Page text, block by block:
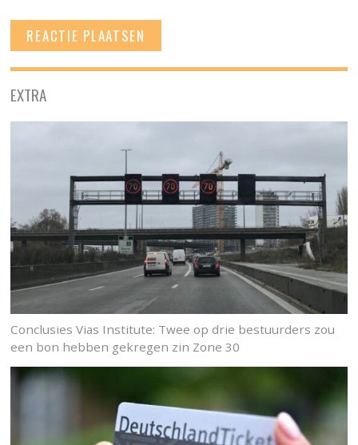
EXTRA
Conclusies Vias Institute: Twee op drie bestuurders zou
een bon hebben gekregen zin Zone 30